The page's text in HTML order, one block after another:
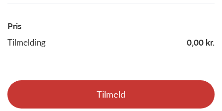
Pris
Tilmelding
0,00 kr.
Tilmeld